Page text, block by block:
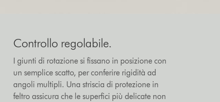
Controllo regolabile.
I giunti di rotazione si fissano in posizione con
un semplice scatto, per conferire rigidità ad
angoli multipli. Una striscia di protezione in
feltro assicura che le superfici più delicate non